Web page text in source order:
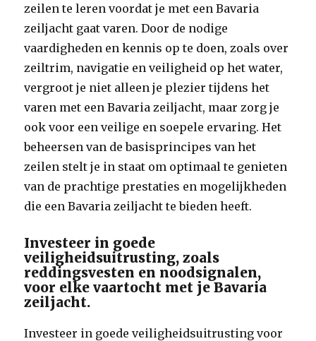
zeilen te leren voordat je met een Bavaria
zeiljacht gaat varen. Door de nodige
vaardigheden en kennis op te doen, zoals over
zeiltrim, navigatie en veiligheid op het water,
vergroot je niet alleen je plezier tijdens het
varen met een Bavaria zeiljacht, maar zorg je
ook voor een veilige en soepele ervaring. Het
beheersen van de basisprincipes van het
zeilen stelt je in staat om optimaal te genieten
van de prachtige prestaties en mogelijkheden
die een Bavaria zeiljacht te bieden heeft.
Investeer in goede
veiligheidsuitrusting, zoals
reddingsvesten en noodsignalen,
voor elke vaartocht met je Bavaria
zeiljacht.
Investeer in goede veiligheidsuitrusting voor